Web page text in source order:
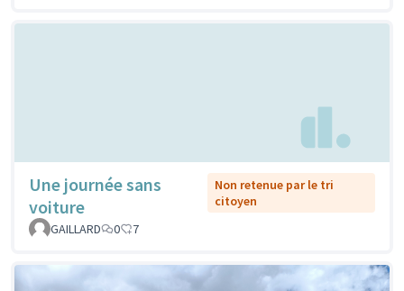
Une journée sans
voiture
Non retenue par le tri
citoyen
GAILLARD
0 7